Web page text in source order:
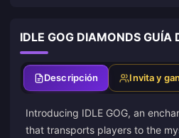
IDLE GOG DIAMONDS GUÍA
Descripción Invita y
Introducing IDLE GOG, an
that transports players to the